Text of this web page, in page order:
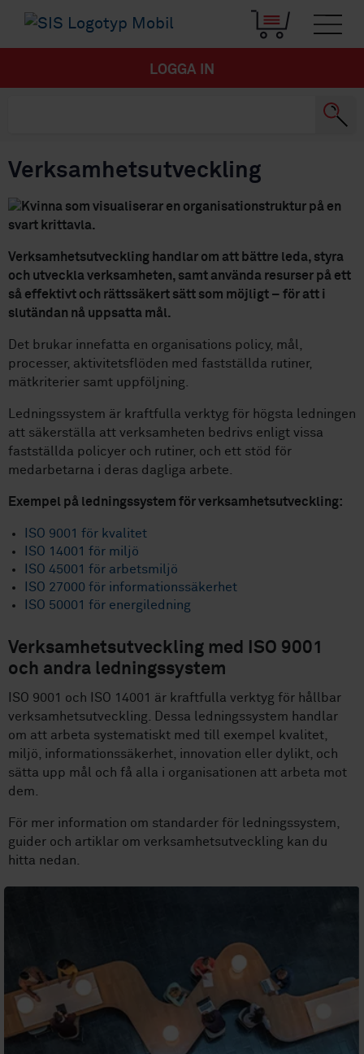
LOGGA IN
Verksamhetsutveckling
Verksamhetsutveckling handlar om att bättre leda, styra
och utveckla verksamheten, samt använda resurser på ett
så effektivt och rättssäkert sätt som möjligt – för att i
slutändan nå uppsatta mål.
Det brukar innefatta en organisations policy, mål,
processer, aktivitetsflöden med fastställda rutiner,
mätkriterier samt uppföljning.
Ledningssystem är kraftfulla verktyg för högsta ledningen
att säkerställa att verksamheten bedrivs enligt vissa
fastställda policyer och rutiner, och ett stöd för
medarbetarna i deras dagliga arbete.
Exempel på ledningssystem för verksamhetsutveckling:
ISO 9001 för kvalitet
ISO 14001 för miljö
ISO 45001 för arbetsmiljö
ISO 27000 för informationssäkerhet
ISO 50001 för energiledning
Verksamhetsutveckling med ISO 9001
och andra ledningssystem
ISO 9001 och ISO 14001 är kraftfulla verktyg för hållbar
verksamhetsutveckling. Dessa ledningssystem handlar
om att arbeta systematiskt med till exempel kvalitet,
miljö, informationssäkerhet, innovation eller dylikt, och
sätta upp mål och få alla i organisationen att arbeta mot
dem.
För mer information om standarder för ledningssystem,
guider och artiklar om verksamhetsutveckling kan du
hitta nedan.